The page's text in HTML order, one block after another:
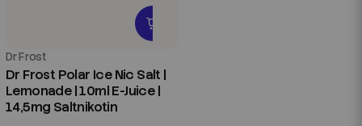
Dr Frost
Dr Frost Polar Ice Nic Salt |
Lemonade | 10ml E-Juice |
14,5mg Saltnikotin